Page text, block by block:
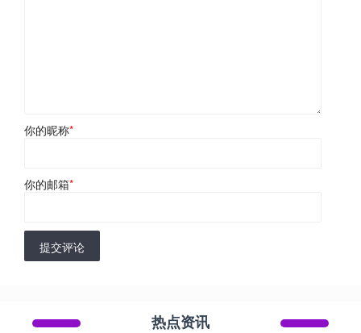
你的昵称*
你的邮箱*
提交评论
热点资讯